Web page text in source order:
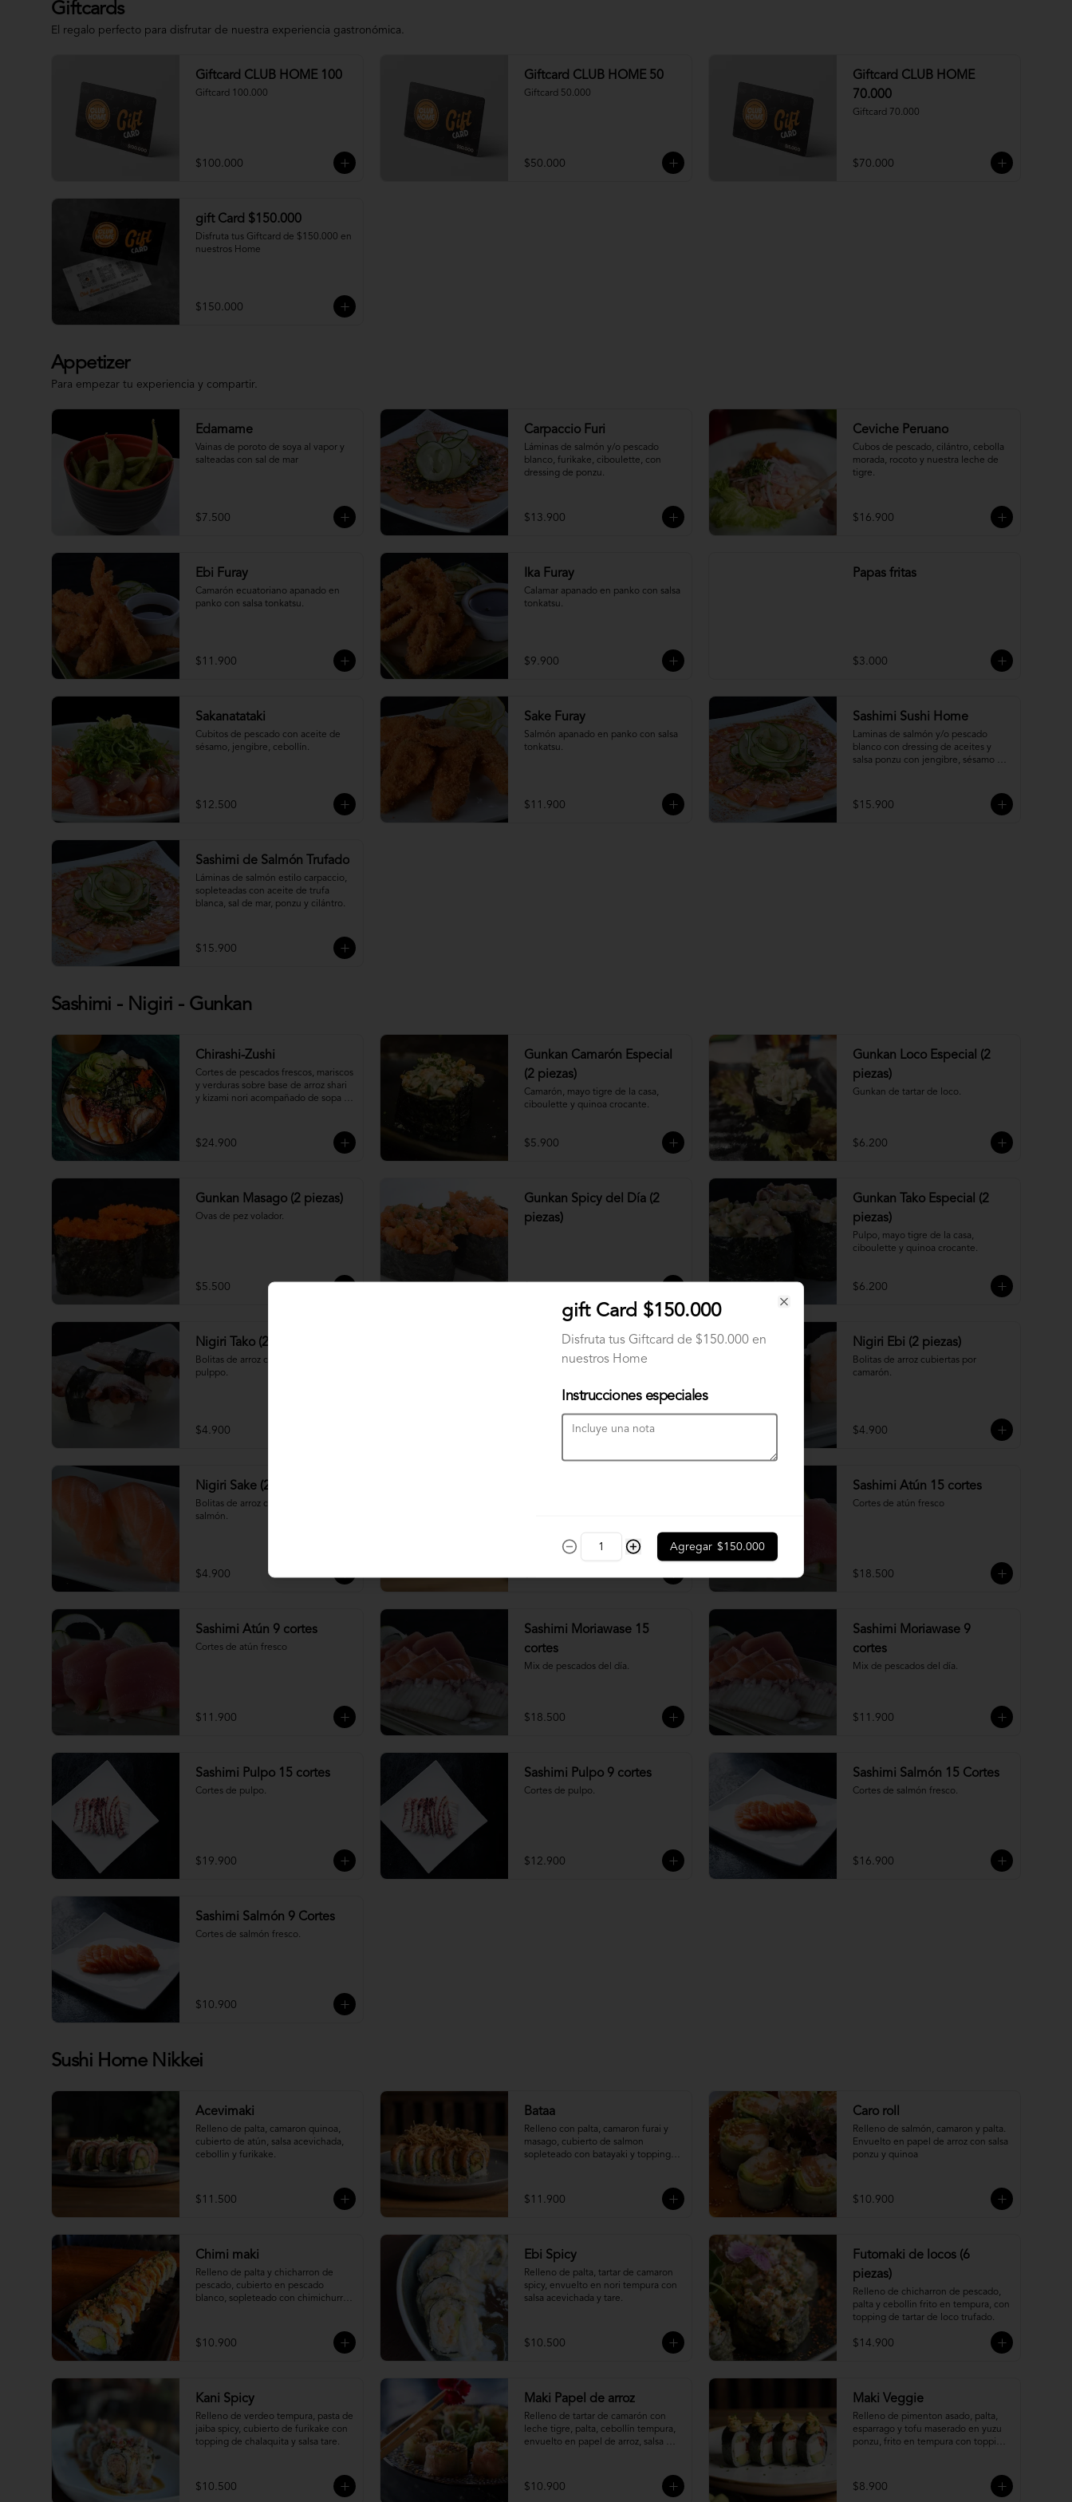
Giftcards
El regalo perfecto para disfrutar de nuestra experiencia gastronómica.
Giftcard CLUB HOME 100
Giftcard 100.000
$100.000
Giftcard CLUB HOME 50
Giftcard 50.000
$50.000
Giftcard CLUB HOME
70.000
Giftcard 70.000
$70.000
gift Card $150.000
Disfruta tus Giftcard de $150.000 en
nuestros Home
$150.000
Appetizer
Para empezar tu experiencia y compartir.
Edamame
Vainas de poroto de soya al vapor y
salteadas con sal de mar
$7.500
Carpaccio Furi
Láminas de salmón y/o pescado
blanco, furikake, ciboulette, con
dressing de ponzu.
$13.900
Ceviche Peruano
Cubos de pescado, cilántro, cebolla
morada, rocoto y nuestra leche de
tigre.
$16.900
Ebi Furay
Camarón ecuatoriano apanado en
panko con salsa tonkatsu.
$11.900
Ika Furay
Calamar apanado en panko con salsa
tonkatsu.
$9.900
Papas fritas
$3.000
Sakanatataki
Cubitos de pescado con aceite de
sésamo, jengibre, cebollín.
$12.500
Sake Furay
Salmón apanado en panko con salsa
tonkatsu.
$11.900
Sashimi Sushi Home
Laminas de salmón y/o pescado
blanco con dressing de aceites y
salsa ponzu con jengibre, sésamo y
$15.900
Sashimi de Salmón Trufado
Láminas de salmón estilo carpaccio,
sopleteadas con aceite de trufa
blanca, sal de mar, ponzu y cilántro.
$15.900
Sashimi - Nigiri - Gunkan
Chirashi-Zushi
Cortes de pescados frescos, mariscos
y verduras sobre base de arroz shari
y kizami nori acompañado de sopa
$24.900
Gunkan Camarón Especial
(2 piezas)
Camarón, mayo tigre de la casa,
ciboulette y quinoa crocante.
$5.900
Gunkan Loco Especial (2
piezas)
Gunkan de tartar de loco.
$6.200
Gunkan Masago (2 piezas)
Ovas de pez volador.
$5.500
Gunkan Spicy del Día (2
piezas)
Gunkan Tako Especial (2
piezas)
Pulpo, mayo tigre de la casa,
ciboulette y quinoa crocante.
$6.200
Nigiri Tako (2 piezas)
Bolitas de arroz cubiertas por
pulppo.
$4.900
Nigiri Atún (2 piezas)
Bolitas de arroz cubiertas por atún.
Nigiri Ebi (2 piezas)
Bolitas de arroz cubiertas por
camarón.
$4.900
Nigiri Sake (2 piezas)
Bolitas de arroz cubiertas por
salmón.
$4.900
Sashimi Atún 15 cortes
Cortes de atún fresco
$18.500
Sashimi Atún 9 cortes
Cortes de atún fresco
$11.900
Sashimi Moriawase 15
cortes
Mix de pescados del día.
$18.500
Sashimi Moriawase 9
cortes
Mix de pescados del día.
$11.900
Sashimi Pulpo 15 cortes
Cortes de pulpo.
$19.900
Sashimi Pulpo 9 cortes
Cortes de pulpo.
$12.900
Sashimi Salmón 15 Cortes
Cortes de salmón fresco.
$16.900
Sashimi Salmón 9 Cortes
Cortes de salmón fresco.
$10.900
Sushi Home Nikkei
Acevimaki
Relleno de palta, camaron quinoa,
cubierto de atún, salsa acevichada,
cebollin y furikake.
$11.500
Bataa
Relleno con palta, camaron furai y
masago, cubierto de salmon
sopleteado con batayaki y topping
$11.900
Caro roll
Relleno de salmón, camaron y palta.
Envuelto en papel de arroz con salsa
ponzu y quinoa
$10.900
Chimi maki
Relleno de palta y chicharron de
pescado, cubierto en pescado
blanco, sopleteado con chimichurri
$10.900
Ebi Spicy
Relleno de palta, tartar de camaron
spicy, envuelto en nori tempura con
salsa acevichada y tare.
$10.500
Futomaki de locos (6
piezas)
Relleno de chicharron de pescado,
palta y cebollin frito en tempura, con
topping de tartar de loco trufado.
$14.900
Kani Spicy
Relleno de verdeo tempura, pasta de
jaiba spicy, cubierto de furikake con
topping de chalaquita y salsa tare.
$10.500
Maki Papel de arroz
Relleno de tartar de camarón con
leche tigre, palta, cebollín tempura,
envuelto en papel de arroz, salsa
$10.900
Maki Veggie
Relleno de pimenton asado, palta,
esparrago y tofu maserado en yuzu
ponzu, frito en tempura con topping
$8.900
gift Card $150.000
Disfruta tus Giftcard de $150.000 en
nuestros Home
Instrucciones especiales
Agregar $150.000